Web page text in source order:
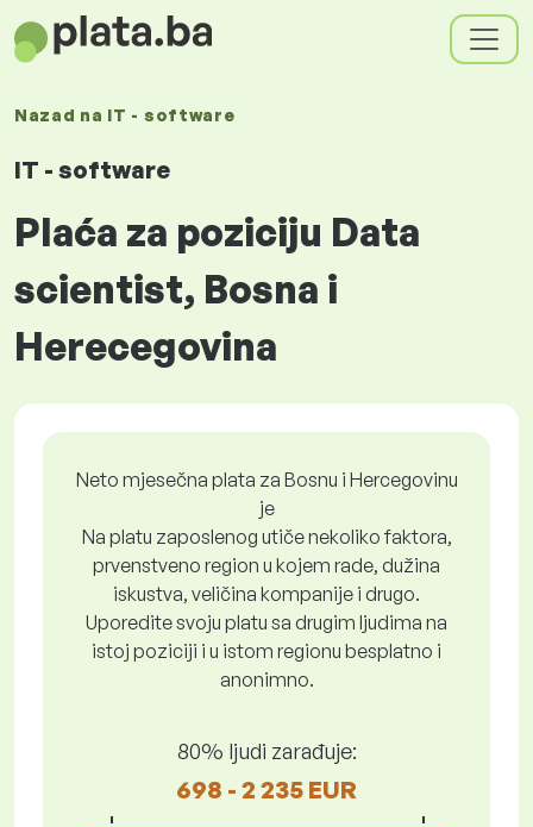
Nazad na IT - software
IT - software
Plaća za poziciju Data
scientist, Bosna i
Herecegovina
Neto mjesečna plata za Bosnu i Hercegovinu
je
Na platu zaposlenog utiče nekoliko faktora,
prvenstveno region u kojem rade, dužina
iskustva, veličina kompanije i drugo.
Uporedite svoju platu sa drugim ljudima na
istoj poziciji i u istom regionu besplatno i
anonimno.
80% ljudi zarađuje:
698 - 2 235 EUR